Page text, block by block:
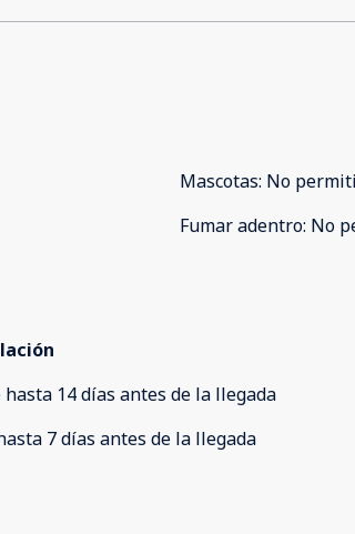
Mascotas: No
Fumar adentro: No
hasta 14 días antes de la llegada
7 días antes de la llegada